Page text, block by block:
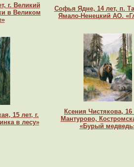
г. Великий
в Великом
Софья Ядне, 14 лет, п.
Ямало-Ненецкий АО.
15 лет, г.
в лесу»
Ксения Чистякова, 16
Мантурово,
«Бурый